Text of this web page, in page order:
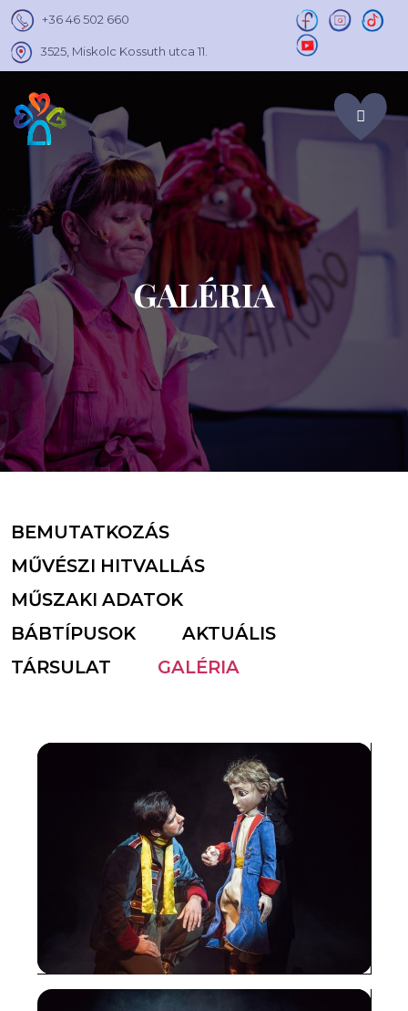
+36 46 502 660
3525, Miskolc Kossuth utca 11.
GALÉRIA
BEMUTATKOZÁS
MŰVÉSZI HITVALLÁS
MŰSZAKI ADATOK
BÁBTÍPUSOK
AKTUÁLIS
TÁRSULAT
GALÉRIA